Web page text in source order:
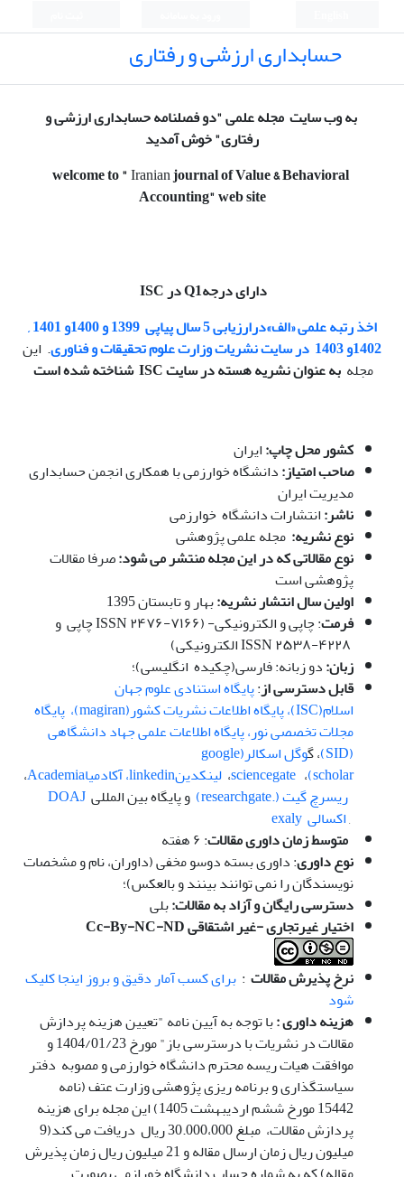
حسابداری ارزشی و رفتاری
به وب سایت مجله علمی "دو فصلنامه حسابداری ارزشی و
رفتاری" خوش آمدید
welcome to"Iranianjournal of Value & Behavioral
Accounting" web site
دارای درجهQ1 در ISC
اخذ رتبهعلمی «الف»درارزیابی 5 سال پیاپی
1399 و 1400و 1401 ,
1402و 1403
در سایت نشریات وزارت علوم تحقیقات و فناوری. این
مجله به عنوان نشریه هسته در سایت ISC شناخته شده است
کشور محل چاپ:ایران
صاحب امتیاز:دانشگاه خوارزمی با همکاری انجمن حسابداری
مدیریت ایران
ناشر:انتشارات دانشگاه خوارزمی
نوع نشریه: مجله علمی پژوهشی
نوع مقالاتی که در این مجله منتشر می شود:صرفا مقالات
پژوهشی است
اولین سال انتشار نشریه:بهار و تابستان 1395
فرمت
: چاپی و الکترونیکی- (ISSN ۲۴۷۶-۷۱۶۶ چاپی و
زبان:دو زبانه: فارسی(چکیده انگلیسی)؛
قابل دسترسی از:پایگاه استنادی علوم جهان
اسلام(ISC)،
پایگاه اطلاعات نشریات کشور(magiran)،
پایگاه
مجلات تخصصی نور،پایگاه اطلاعات علمی جهاد دانشگاهی
(SID)
، گ
وگل اسکالر(google
scholar) ، sciencegate، لینکدینlinkedin ،آکادمیاAcademia،
ریسرچ گیت (.researchgate)
و پایگاه بین المللی DOAJ
,اکسالی exaly
متوسط زمان داوری مقالات: ۶ هفته
نوع داوری: داوری بسته دوسو مخفی (داوران، نام و مشخصات
نویسندگان را نمی توانند بینند و بالعکس)؛
دسترسی رایگان و آزاد به مقالات:بلی
اختیار غیرتجاری -غیر اشتقاقیCc-By-NC-ND
نرخ پذیرش مقالات : برای کسب آمار دقیق و بروز اینجا کلیک
شود
هزینه داوری :با توجه به آیین نامه "تعیین هزینه پردازش
مقالات در نشریات با درسترسی باز" مورخ 1404/01/23 و
موافقت هیات ریسه محترم دانشگاه خوارزمی و مصوبه دفتر
سیاستگذاری و برنامه ریزی پژوهشی وزارت عتف (نامه
15442 مورخ ششم اردیبهشت 1405) این مجله برای هزینه
پردازش مقالات، مبلغ 30.000،000 ریال دریافت می کند(9
میلیون ریال زمان ارسال مقاله و 21 میلیون ریال زمان پذیرش